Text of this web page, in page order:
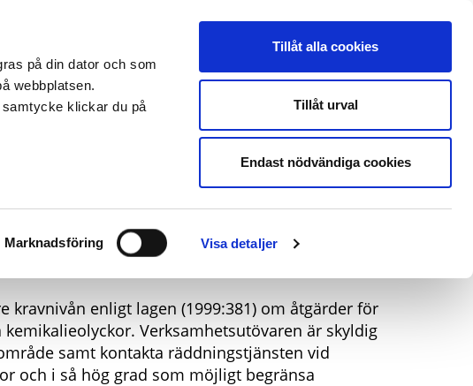
på din dator och som
webbplatsen.
klickar du på
Marknadsföring Visa detaljer
Tillåt alla cookies
Tillåt urval
Endast nödvändiga cookies
Om oss Anslagstavla Blanketter Translate
fritid Företag och organisation
Sök
Chemicals AB
enligt lagen (1999:381) om åtgärder för
Verksamhetsutövaren är skyldig
samt kontakta räddningstjänsten vid
och i så hög grad som möjligt begränsa